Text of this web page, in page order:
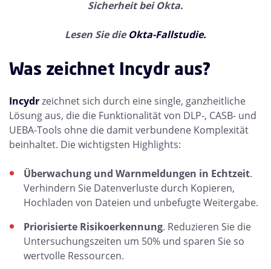
Sicherheit bei Okta.
Lesen Sie dieOkta-Fallstudie.
Was zeichnet Incydr aus?
Incydrzeichnet sich durch eine single, ganzheitliche
Lösung aus, die die Funktionalität von DLP-, CASB- und
UEBA-Tools ohne die damit verbundene Komplexität
beinhaltet. Die wichtigsten Highlights:
Überwachung und Warnmeldungen in Echtzeit.
Verhindern Sie Datenverluste durch Kopieren,
Hochladen von Dateien und unbefugte Weitergabe.
Priorisierte Risikoerkennung. Reduzieren Sie die
Untersuchungszeiten um 50% und sparen Sie so
wertvolle Ressourcen.